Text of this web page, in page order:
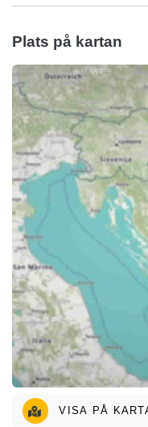
Plats på kartan
VISA PÅ